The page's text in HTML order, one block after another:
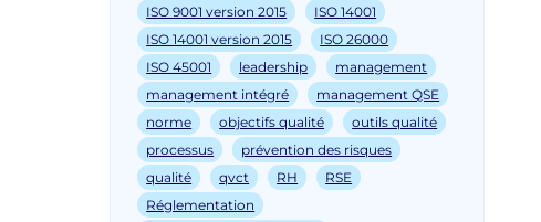
ISO 9001 version 2015
ISO 14001
ISO 14001 version 2015
ISO 26000
ISO 45001
leadership
management
management intégré
management QSE
norme
objectifs qualité
outils qualité
processus
prévention des risques
qualité
qvct RH
RSE
Réglementation